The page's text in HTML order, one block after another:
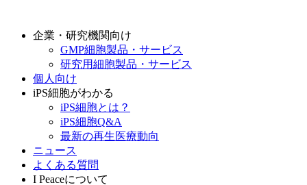
企業・研究機関向け
GMP細胞製品・サービス
研究用細胞製品・サービス
個人向け
iPS細胞がわかる
iPS細胞とは？
iPS細胞Q&A
最新の再生医療動向
ニュース
よくある質問
I Peaceについて